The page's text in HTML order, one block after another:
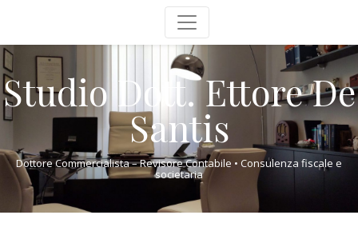
Studio Dott. Ettore De
Santis
Dottore Commercialista – Revisore Contabile • Consulenza fiscale e
societaria